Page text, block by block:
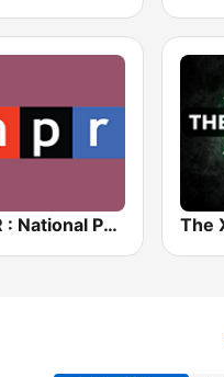
NPR : National Public Radio